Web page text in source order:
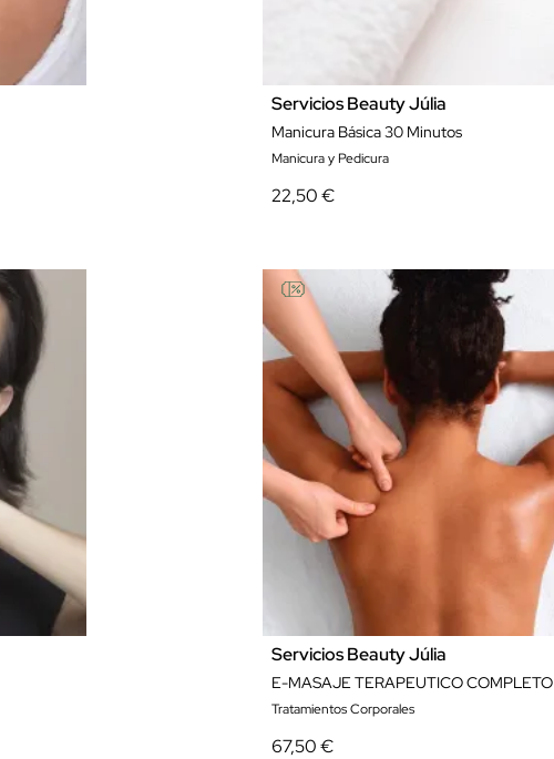
Servicios Beauty Júlia
Manicura Básica 30 Minutos
Manicura y Pedicura
22,50 €
Servicios Beauty Júlia
E-MASAJE TERAPEUTICO COMPLETO
Tratamientos Corporales
67,50 €